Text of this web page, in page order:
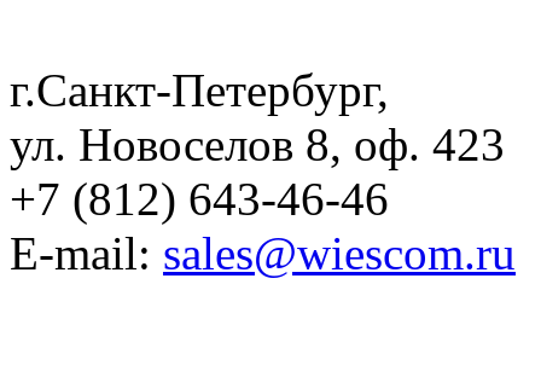
г.Санкт-Петербург,
ул. Новоселов 8, оф. 423
+7 (812) 643-46-46
E-mail: sales@wiescom.ru